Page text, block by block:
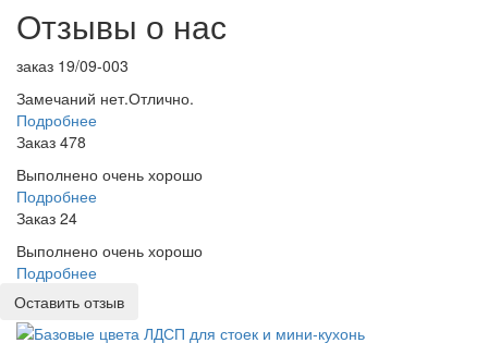
Отзывы о нас
заказ 19/09-003
Замечаний нет.Отлично.
Подробнее
Заказ 478
Выполнено очень хорошо
Подробнее
Заказ 24
Выполнено очень хорошо
Подробнее
Оставить отзыв